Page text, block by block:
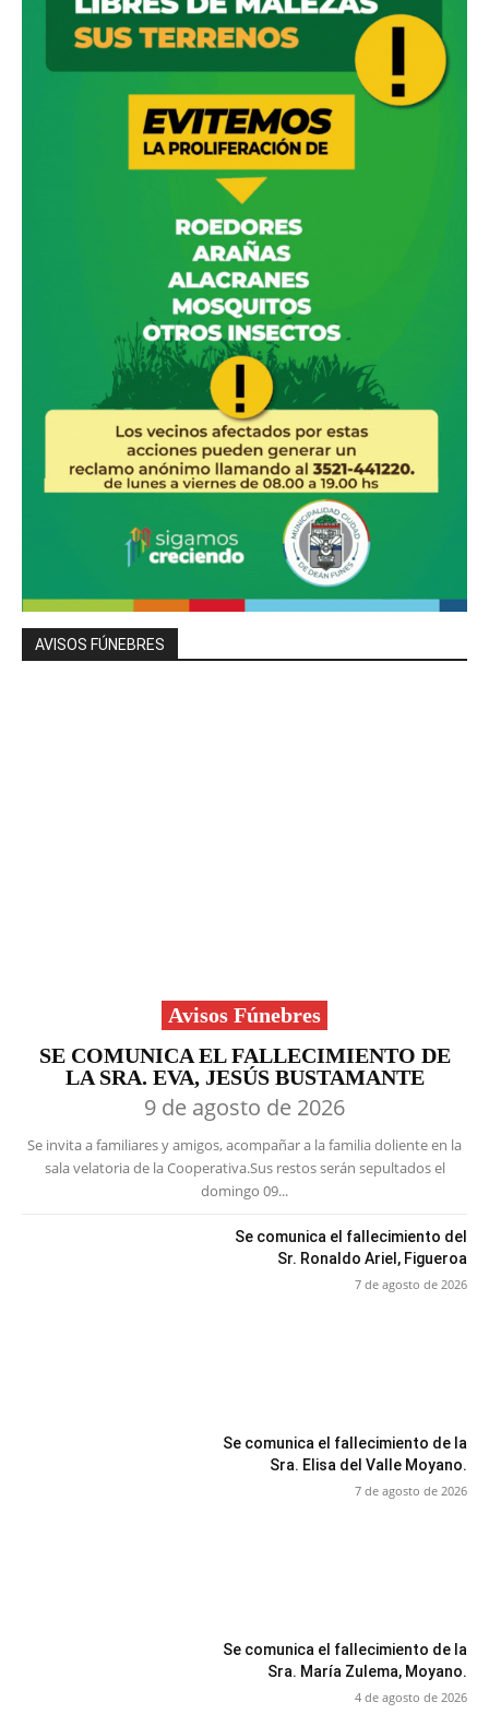
AVISOS FÚNEBRES
Avisos Fúnebres
SE COMUNICA EL FALLECIMIENTO DE
LA SRA. EVA, JESÚS BUSTAMANTE
9 de agosto de 2026
Se invita a familiares y amigos, acompañar a la familia doliente en la
sala velatoria de la Cooperativa.Sus restos serán sepultados el
domingo 09...
Se comunica el fallecimiento del
Sr. Ronaldo Ariel, Figueroa
7 de agosto de 2026
Se comunica el fallecimiento de la
Sra. Elisa del Valle Moyano.
7 de agosto de 2026
Se comunica el fallecimiento de la
Sra. María Zulema, Moyano.
4 de agosto de 2026